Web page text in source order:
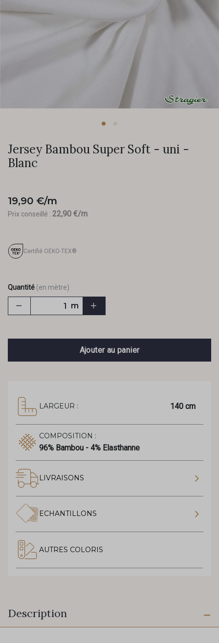
Jersey Bambou Super Soft - uni -
Blanc
19,90 €/m
Prix conseillé : 22,90 €/m
Certifié OEKO-TEX®
Quantité (en mètre)
m
Ajouter au panier
LARGEUR : 140 cm
COMPOSITION :
96% Bambou - 4% Elasthanne
LIVRAISONS
ECHANTILLONS
AUTRES COLORIS
Description